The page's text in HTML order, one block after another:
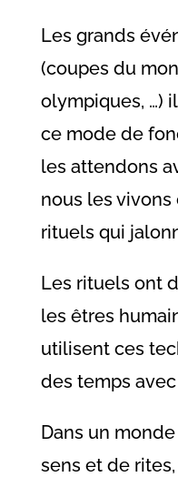
Les grands
(coupes du
olympiques, …)
ce mode de
les attendons
nous les
rituels qui
Les rituels ont
les êtres
utilisent ces
des temps
Dans un
sens et de